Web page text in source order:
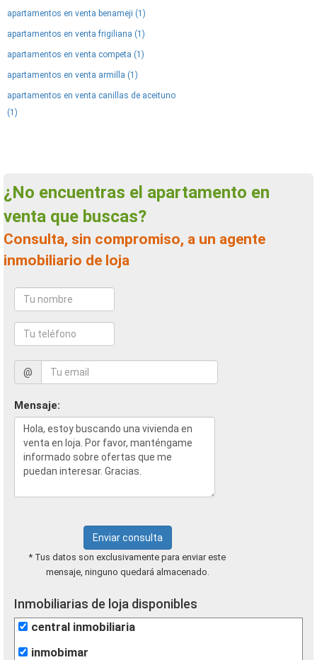
apartamentos en venta benameji (1)
apartamentos en venta frigiliana (1)
apartamentos en venta competa (1)
apartamentos en venta armilla (1)
apartamentos en venta canillas de aceituno
(1)
¿No encuentras el apartamento en
venta que buscas?
Consulta, sin compromiso, a un agente
inmobiliario de loja
@
Mensaje:
Enviar consulta
* Tus datos son exclusivamente para enviar este
mensaje, ninguno quedará almacenado.
Inmobiliarias de loja disponibles
central inmobiliaria
inmobimar